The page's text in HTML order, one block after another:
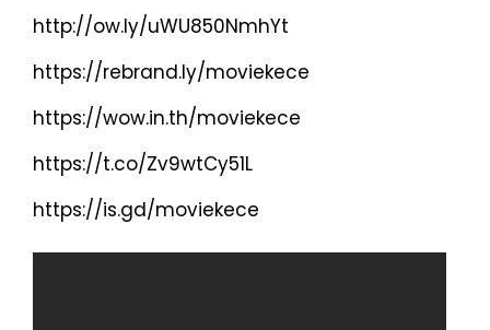
http://ow.ly/uWU850NmhYt
https://rebrand.ly/moviekece
https://wow.in.th/moviekece
https://t.co/Zv9wtCy51L
https://is.gd/moviekece